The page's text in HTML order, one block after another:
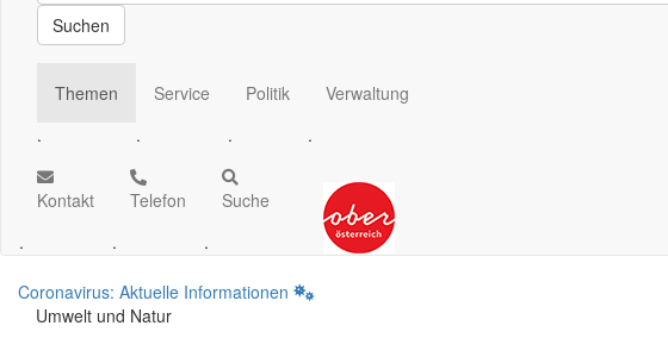
Suchen
Themen
.
Service
.
Politik
.
Verwaltung
.
Kontakt
.
Telefon
.
Suche
.
Coronavirus: Aktuelle Informationen
Umwelt und Natur